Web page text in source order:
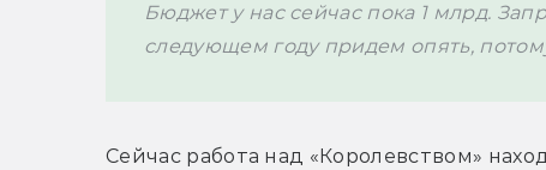
Бюджет у нас сейчас пока 1 млрд.
следующем году придем опять,
Сейчас работа над «Королевством»